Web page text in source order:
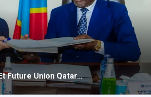
Et Future Union Qatar…